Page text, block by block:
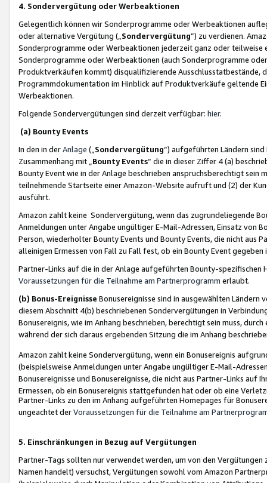
4. Sondervergütung oder Werbeaktionen
Gelegentlich können wir Sonderprogramme oder Werbeaktionen
oder alternative Vergütung („ Sondervergütung”) zu verdienen.
Sonderprogramme oder Werbeaktionen jederzeit ganz oder
Sonderprogramme oder Werbeaktionen (auch Sonderprogramme
Produktverkäufen kommt) disqualifizierende Ausschlusstatbestände,
Programmdokumentation im Hinblick auf Produktverkäufe geltende
Werbeaktionen.
Folgende Sondervergütungen sind derzeit verfügbar: hier.
(a) Bounty Events
In den in derAnlage („ Sondervergütung“) aufgeführten Ländern
Zusammenhang mit „ Bounty Events“ die in dieser Ziffer 4 (a)
Bounty Event wie in der Anlage beschrieben anspruchsberechtigt sein
teilnehmende Startseite einer Amazon-Website aufruft und (2) der
ausführt.
Amazon zahlt keine Sondervergütung, wenn das zugrundeliegende
Anmeldungen unter Angabe ungültiger E-Mail-Adressen, Einsatz von
Person, wiederholter Bounty Events und Bounty Events, die nicht
alleinigen Ermessen von Fall zu Fall fest, ob ein Bounty Event
Partner-Links auf die in der Anlage aufgeführten Bounty-spezifischen
Voraussetzungen für die Teilnahme am Partnerprogramm erlaubt.
(b) Bonus-Ereignisse Bonusereignisse sind in ausgewählten Ländern
diesem Abschnitt 4(b) beschriebenen Sondervergütungen in
Bonusereignis, wie im Anhang beschrieben, berechtigt sein muss,
während der sich daraus ergebenden Sitzung die im Anhang
Amazon zahlt keine Sondervergütung, wenn ein Bonusereignis
(beispielsweise Anmeldungen unter Angabe ungültiger E-Mail-
Bonusereignisse und Bonusereignisse, die nicht aus Partner-Links auf
Ermessen, ob ein Bonusereignis stattgefunden hat oder ob eine
Partner-Links zu den im Anhang aufgeführten Homepages für
ungeachtet derVoraussetzungen für die Teilnahme am
5. Einschränkungen in Bezug auf Vergütungen
Partner-Tags sollten nur verwendet werden, um von den
Namen handelt) versuchst, Vergütungen sowohl vom Amazon